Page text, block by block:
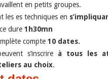
en petits groupes.
les es techniques en
dure 1h30mn
compte10 dates.
s’inscrire à tous les
au choix.